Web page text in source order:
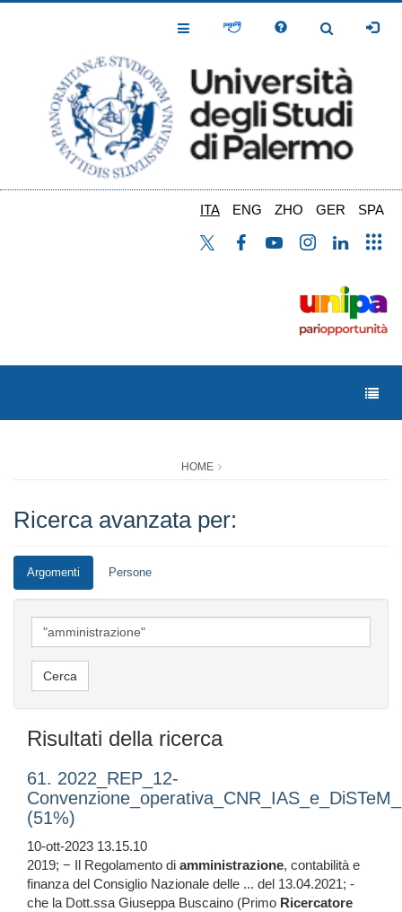
Toggle
Toggle
ITA ENG ZHO GER SPA
HOME
Ricerca avanzata per:
Argomenti Persone
Risultati della ricerca
61. 2022_REP_12-
(51%)
10-ott-2023 13.15.10
2019; − Il Regolamento di amministrazione, contabilità e
finanza del Consiglio Nazionale delle ... del 13.04.2021; -
che la Dott.ssa Giuseppa Buscaino (Primo Ricercatore